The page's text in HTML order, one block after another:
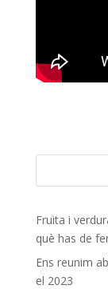
Fruita i
què has de
Ens reunim
el 2023